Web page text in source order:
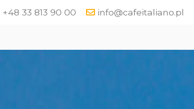
+48 33 813 90 00 info@cafeitaliano.pl